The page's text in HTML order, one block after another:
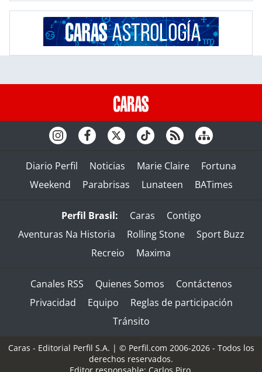
Diario Perfil Noticias Marie Claire
Fortuna
Weekend
Parabrisas Lunateen BATimes
Perfil Brasil: Caras
Contigo
Aventuras Na Historia
Rolling Stone
Sport Buzz
Recreio
Maxima
Canales RSS Quienes Somos
Contáctenos
Privacidad
Equipo
Reglas de participación
Tránsito
Caras - Editorial Perfil S.A. | © Perfil.com 2006-2026 - Todos los
derechos reservados.
Editor responsable: Carlos Piro.